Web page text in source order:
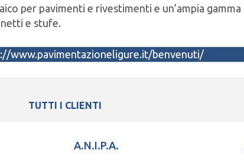
per pavimenti e rivestimenti e un’ampia
e stufe.
www.pavimentazioneligure.it/benvenuti/
TUTTI I CLIENTI
A.N.I.P.A.